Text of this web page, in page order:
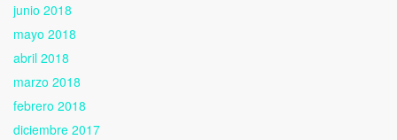
junio 2018
mayo 2018
abril 2018
marzo 2018
febrero 2018
diciembre 2017